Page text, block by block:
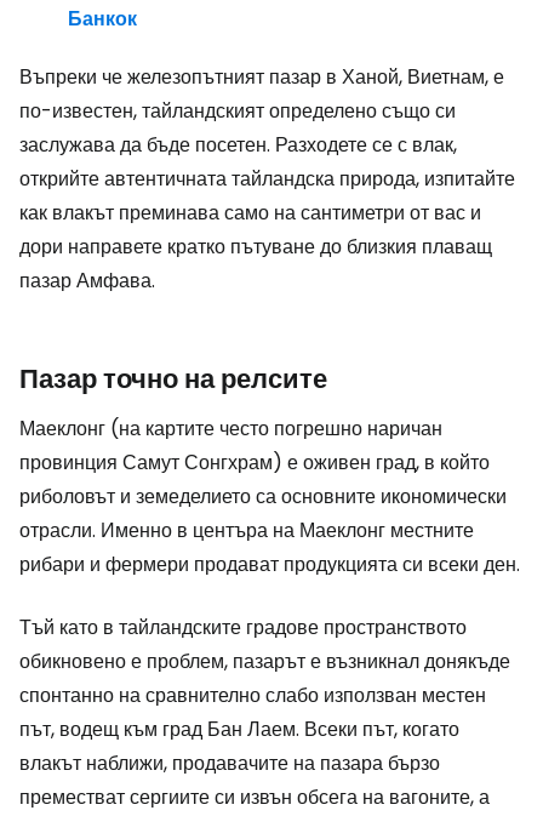
Банкок
Въпреки че железопътният пазар в Ханой, Виетнам, е
по-известен, тайландският определено също си
заслужава да бъде посетен. Разходете се с влак,
открийте автентичната тайландска природа, изпитайте
как влакът преминава само на сантиметри от вас и
дори направете кратко пътуване до близкия плаващ
пазар Амфава.
Пазар точно на релсите
Маеклонг (на картите често погрешно наричан
провинция Самут Сонгхрам) е оживен град, в който
риболовът и земеделието са основните икономически
отрасли. Именно в центъра на Маеклонг местните
рибари и фермери продават продукцията си всеки ден.
Тъй като в тайландските градове пространството
обикновено е проблем, пазарът е възникнал донякъде
спонтанно на сравнително слабо използван местен
път, водещ към град Бан Лаем. Всеки път, когато
влакът наближи, продавачите на пазара бързо
преместват сергиите си извън обсега на вагоните, а